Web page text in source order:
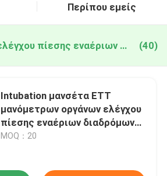
Περίπου εμείς
Κίνα Όργανο ελέγχου πίεσης εναέριων διαδρόμων (40)
Intubation μανσέτα ETT
μανόμετρων οργάνων ελέγχου
πίεσης εναέριων διαδρόμων
για τον ασθενή
MOQ：20